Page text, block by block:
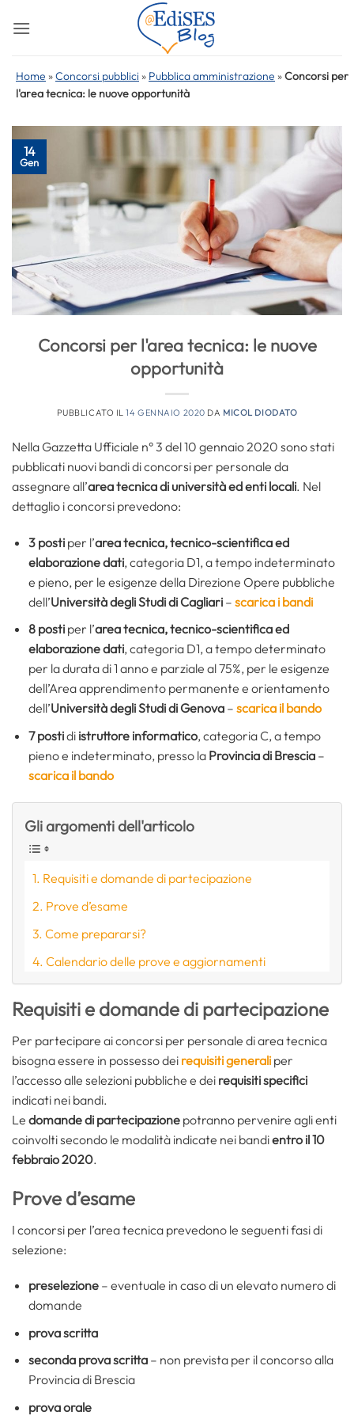
Home »Concorsi pubblici » Pubblica amministrazione »Concorsi per
l'area tecnica: le nuove opportunità
14
Gen
Concorsi per l'area tecnica: le nuove
opportunità
PUBBLICATO IL14 GENNAIO 2020 DA MICOL DIODATO
Nella Gazzetta Ufficiale n° 3 del 10 gennaio 2020 sono stati
pubblicati nuovi bandi di concorsi per personale da
assegnare all’area tecnica di università ed enti locali. Nel
dettaglio i concorsi prevedono:
3 postiper l’area tecnica, tecnico-scientifica ed
elaborazione dati, categoria D1, a tempo indeterminato
e pieno, per le esigenze della Direzione Opere pubbliche
dell’Università degli Studi di Cagliari– scarica i bandi
8 postiper l’area tecnica, tecnico-scientifica ed
elaborazione dati, categoria D1, a tempo determinato
per la durata di 1 anno e parziale al 75%, per le esigenze
dell’Area apprendimento permanente e orientamento
dell’Università degli Studi di Genova– scarica il bando
7 postidi istruttore informatico, categoria C, a tempo
pieno e indeterminato, presso la Provincia di Brescia–
scarica il bando
Gli argomenti dell'articolo
Requisiti e domande di partecipazione
Prove d’esame
Come prepararsi?
Calendario delle prove e aggiornamenti
Requisiti e domande di partecipazione
Per partecipare ai concorsi per personale di area tecnica
bisogna essere in possesso dei requisiti generali per
l’accesso alle selezioni pubbliche e dei requisiti specifici
indicati nei bandi.
Le domande di partecipazione potranno pervenire agli enti
coinvolti secondo le modalità indicate nei bandientro il 10
febbraio 2020.
Prove d’esame
I concorsi per l’area tecnica prevedono le seguenti fasi di
selezione:
preselezione– eventuale in caso di un elevato numero di
domande
prova scritta
seconda prova scritta – non prevista per il concorso alla
Provincia di Brescia
prova orale